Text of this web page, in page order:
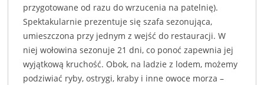
przygotowane od razu do wrzucenia na patelnię).
Spektakularnie prezentuje się szafa sezonująca,
umieszczona przy jednym z wejść do restauracji. W
niej wołowina sezonuje 21 dni, co ponoć zapewnia jej
wyjątkową kruchość. Obok, na ladzie z lodem, możemy
podziwiać ryby, ostrygi, kraby i inne owoce morza –